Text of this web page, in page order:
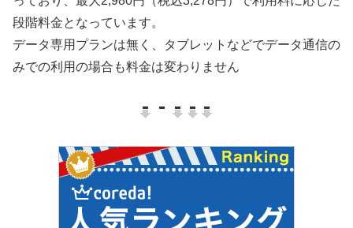
段階料金となっています。
データ専用プランは無く、タブレットなどでデータ通信の
みでの利用の場合も料金は変わりません